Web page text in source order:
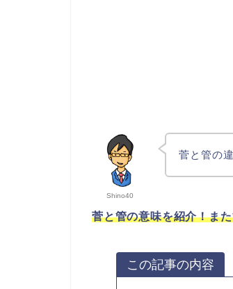
Shino40
菅と管の
菅と管の意味を紹介！ま
この記事の内容